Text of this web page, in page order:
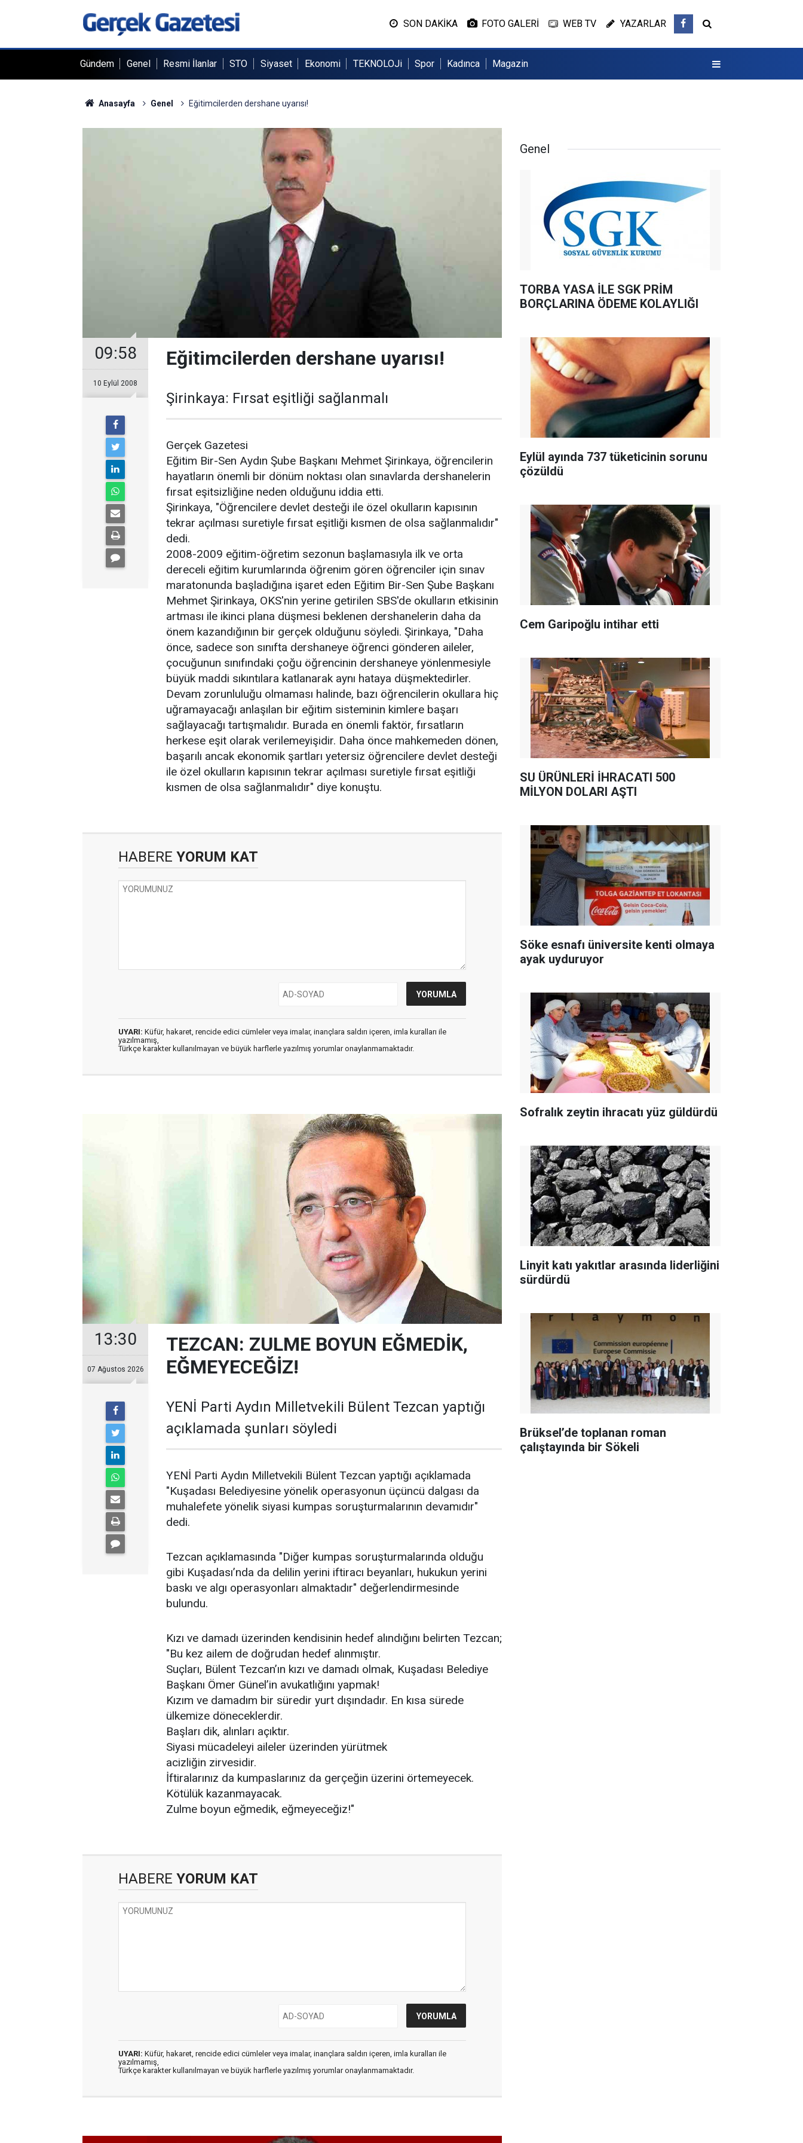
SON DAKİKA FOTO GALERİ WEB TV YAZARLAR
Gündem Genel Resmi İlanlar STO Siyaset Ekonomi TEKNOLOJi Spor Kadınca Magazin
Anasayfa Genel Eğitimcilerden dershane uyarısı!
09:58
10 Eylül 2008
Eğitimcilerden dershane uyarısı!
Şirinkaya: Fırsat eşitliği sağlanmalı
Gerçek Gazetesi
Eğitim Bir-Sen Aydın Şube Başkanı Mehmet Şirinkaya, öğrencilerin
hayatların önemli bir dönüm noktası olan sınavlarda dershanelerin
fırsat eşitsizliğine neden olduğunu iddia etti.
Şirinkaya, "Öğrencilere devlet desteği ile özel okulların kapısının
tekrar açılması suretiyle fırsat eşitliği kısmen de olsa sağlanmalıdır"
dedi.
2008-2009 eğitim-öğretim sezonun başlamasıyla ilk ve orta
dereceli eğitim kurumlarında öğrenim gören öğrenciler için sınav
maratonunda başladığına işaret eden Eğitim Bir-Sen Şube Başkanı
Mehmet Şirinkaya, OKS'nin yerine getirilen SBS'de okulların etkisinin
artması ile ikinci plana düşmesi beklenen dershanelerin daha da
önem kazandığının bir gerçek olduğunu söyledi. Şirinkaya, "Daha
önce, sadece son sınıfta dershaneye öğrenci gönderen aileler,
çocuğunun sınıfındaki çoğu öğrencinin dershaneye yönlenmesiyle
büyük maddi sıkıntılara katlanarak aynı hataya düşmektedirler.
Devam zorunluluğu olmaması halinde, bazı öğrencilerin okullara hiç
uğramayacağı anlaşılan bir eğitim sisteminin kimlere başarı
sağlayacağı tartışmalıdır. Burada en önemli faktör, fırsatların
herkese eşit olarak verilemeyişidir. Daha önce mahkemeden dönen,
başarılı ancak ekonomik şartları yetersiz öğrencilere devlet desteği
ile özel okulların kapısının tekrar açılması suretiyle fırsat eşitliği
kısmen de olsa sağlanmalıdır" diye konuştu.
HABERE YORUM KAT
UYARI: Küfür, hakaret, rencide edici cümleler veya imalar, inançlara saldırı içeren, imla kuralları ile
yazılmamış,
Türkçe karakter kullanılmayan ve büyük harflerle yazılmış yorumlar onaylanmamaktadır.
13:30
07 Ağustos 2026
TEZCAN: ZULME BOYUN EĞMEDİK,
EĞMEYECEĞİZ!
YENİ Parti Aydın Milletvekili Bülent Tezcan yaptığı
açıklamada şunları söyledi
YENİ Parti Aydın Milletvekili Bülent Tezcan yaptığı açıklamada
"Kuşadası Belediyesine yönelik operasyonun üçüncü dalgası da
muhalefete yönelik siyasi kumpas soruşturmalarının devamıdır"
dedi.
Tezcan açıklamasında "Diğer kumpas soruşturmalarında olduğu
gibi Kuşadası’nda da delilin yerini iftiracı beyanları, hukukun yerini
baskı ve algı operasyonları almaktadır" değerlendirmesinde
bulundu.
Kızı ve damadı üzerinden kendisinin hedef alındığını belirten Tezcan;
"Bu kez ailem de doğrudan hedef alınmıştır.
Suçları, Bülent Tezcan’ın kızı ve damadı olmak, Kuşadası Belediye
Başkanı Ömer Günel’in avukatlığını yapmak!
Kızım ve damadım bir süredir yurt dışındadır. En kısa sürede
ülkemize döneceklerdir.
Başları dik, alınları açıktır.
Siyasi mücadeleyi aileler üzerinden yürütmek
acizliğin zirvesidir.
İftiralarınız da kumpaslarınız da gerçeğin üzerini örtemeyecek.
Kötülük kazanmayacak.
Zulme boyun eğmedik, eğmeyeceğiz!"
HABERE YORUM KAT
UYARI: Küfür, hakaret, rencide edici cümleler veya imalar, inançlara saldırı içeren, imla kuralları ile
yazılmamış,
Türkçe karakter kullanılmayan ve büyük harflerle yazılmış yorumlar onaylanmamaktadır.
Genel
TORBA YASA İLE SGK PRİM
BORÇLARINA ÖDEME KOLAYLIĞI
Eylül ayında 737 tüketicinin sorunu
çözüldü
Cem Garipoğlu intihar etti
SU ÜRÜNLERİ İHRACATI 500
MİLYON DOLARI AŞTI
Söke esnafı üniversite kenti olmaya
ayak uyduruyor
Sofralık zeytin ihracatı yüz güldürdü
Linyit katı yakıtlar arasında liderliğini
sürdürdü
Brüksel’de toplanan roman
çalıştayında bir Sökeli